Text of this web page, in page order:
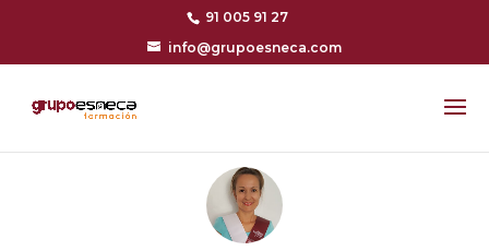
91 005 91 27
info@grupoesneca.com